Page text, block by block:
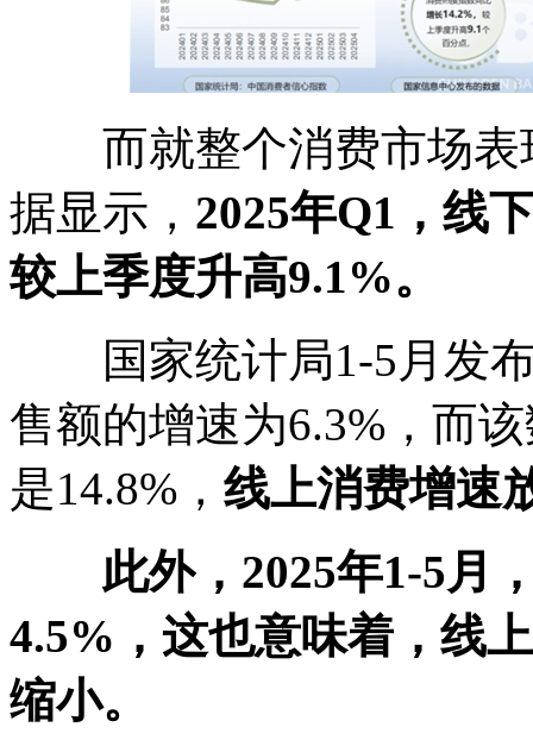
而就整个消费市场表
据显示， 2025年Q1，线
较上季度升高9.1%。
国家统计局1-5月发布
售额的增速为6.3%，而
是14.8%， 线上消费增速
此外，2025年1-5月
4.5%，这也意味着，线
缩小。